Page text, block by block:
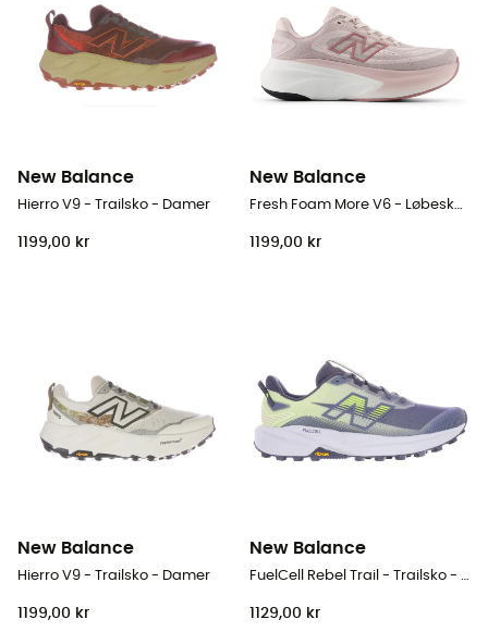
New Balance
Hierro V9 - Trailsko - Damer
1199,00 kr
New Balance
Fresh Foam More V6 - Løbesko - Damer
1199,00 kr
New Balance
Hierro V9 - Trailsko - Damer
1199,00 kr
New Balance
FuelCell Rebel Trail - Trailsko - Herrer
1129,00 kr